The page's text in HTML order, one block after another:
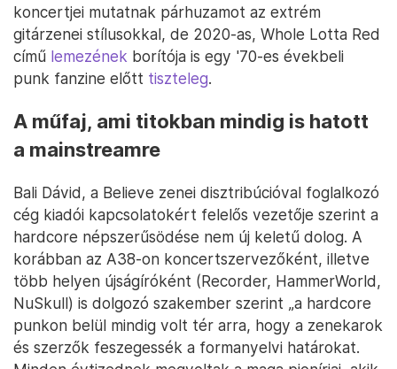
koncertjei mutatnak párhuzamot az extrém
gitárzenei stílusokkal, de 2020-as, Whole Lotta Red
című lemezének borítója is egy '70-es évekbeli
punk fanzine előtt tiszteleg.
A műfaj, ami titokban mindig is hatott
a mainstreamre
Bali Dávid, a Believe zenei disztribúcióval foglalkozó
cég kiadói kapcsolatokért felelős vezetője szerint a
hardcore népszerűsödése nem új keletű dolog. A
korábban az A38-on koncertszervezőként, illetve
több helyen újságíróként (Recorder, HammerWorld,
NuSkull) is dolgozó szakember szerint „a hardcore
punkon belül mindig volt tér arra, hogy a zenekarok
és szerzők feszegessék a formanyelvi határokat.